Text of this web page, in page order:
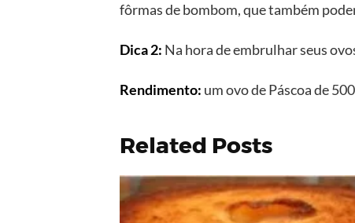
fôrmas de bombom, que também
Dica 2: Na hora de embrulhar seus
Rendimento: um ovo de Páscoa de
Related Posts